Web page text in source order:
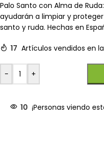
Palo Santo con Alma de
ayudarán a limpiar y
santo y ruda. Hechas en
17 Artículos vendidos en
- +
10 ¡Personas viendo